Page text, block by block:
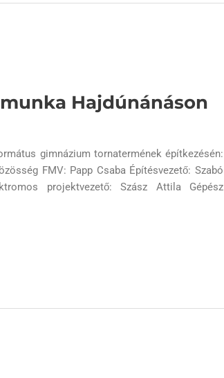
Hajdúnánáson
gimnázium tornatermének építkezésén:
FMV: Papp Csaba Építésvezető: Szabó
projektvezető: Szász Attila Gépész